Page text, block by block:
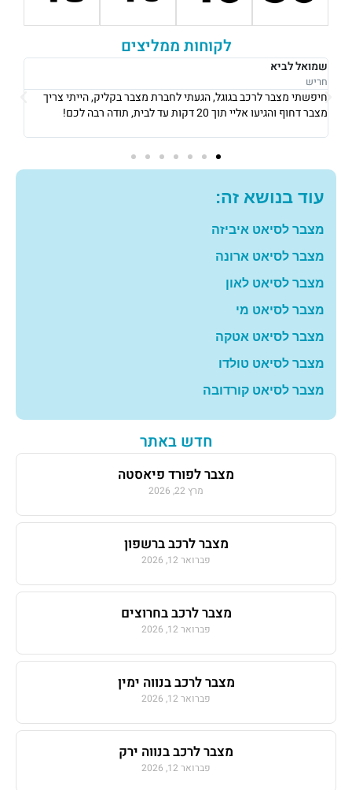
לקוחות ממליצים
רבקה לוי
נתניה
אני גרה בנתניה, אני פשוט הייתי חייבת מצבר כדי לצאת לעבודה ב8
בבוקר, הגיעו אליי תוך 10 דקות והחליפו לי מצבר עם מחיר מאוד הוגן!
עוד בנושא זה:
מצבר לסיאט איביזה
מצבר לסיאט ארונה
מצבר לסיאט לאון
מצבר לסיאט מי
מצבר לסיאט אטקה
מצבר לסיאט טולדו
מצבר לסיאט קורדובה
חדש באתר
מצבר לפורד פיאסטה
מרץ 22, 2026
מצבר לרכב ברשפון
פברואר 12, 2026
מצבר לרכב בחרוצים
פברואר 12, 2026
מצבר לרכב בנווה ימין
פברואר 12, 2026
מצבר לרכב בנווה ירק
פברואר 12, 2026